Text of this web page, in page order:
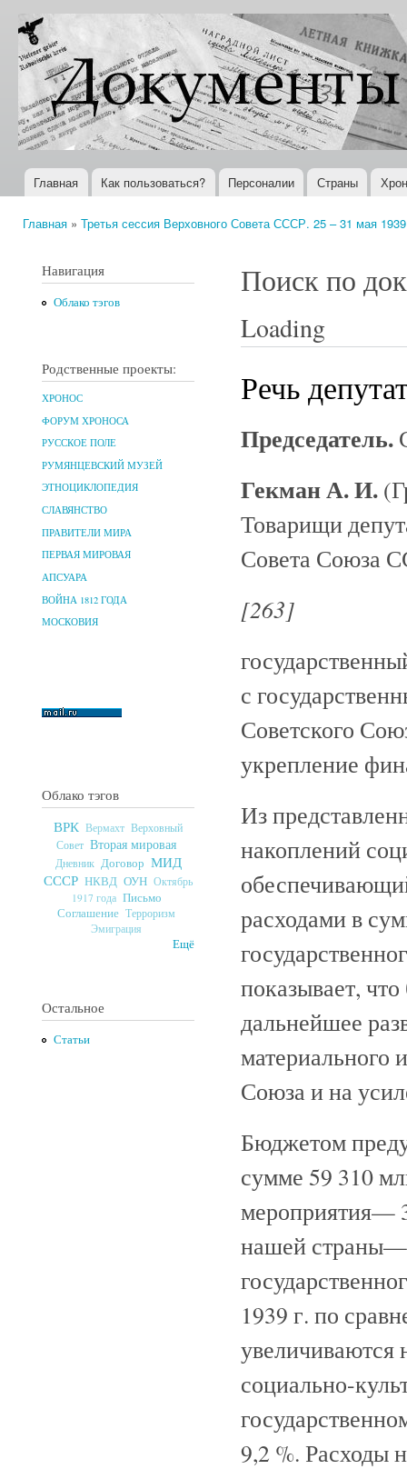
Документы
XX века
Всемирная
история в
Интернете
Главное меню
Главная Как пользоваться? Персоналии Страны
Главная » Третья сессия Верховного Совета СССР. 25 – 31 мая
Навигация
Облако тэгов
Родственные проекты:
ХРОНОС
ФОРУМ ХРОНОСА
РУССКОЕ ПОЛЕ
РУМЯНЦЕВСКИЙ МУЗЕЙ
ЭТНОЦИКЛОПЕДИЯ
СЛАВЯНСТВО
ПРАВИТЕЛИ МИРА
ПЕРВАЯ МИРОВАЯ
АПСУАРА
ВОЙНА 1812 ГОДА
МОСКОВИЯ
Облако тэгов
ВРК Вермахт Верховный
Совет Вторая мировая
Дневник Договор МИД
СССР НКВД ОУН Октябрь
1917 года Письмо
Соглашение Терроризм
Эмиграция
Ещё
Остальное
Статьи
Поиск по
Loading
Речь
Председатель.
Гекман А. И.
Товарищи
Совета Союза
[263]
с
Советского
укрепление
Из
накоплений
расходами в
показывает,
дальнейшее
материального
Союза и на
Бюджетом
сумме 59 310
мероприятия—
нашей
1939 г. по
увеличиваются
социально-
9,2 %. Расходы